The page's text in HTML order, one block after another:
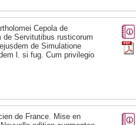
Cepola de
de Servitutibus rusticorum
de Simulatione
l. si fug. Cum privilegio
de France. Mise en